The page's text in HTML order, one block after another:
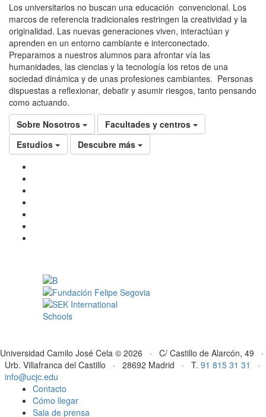
Los universitarios no buscan una educación convencional. Los
marcos de referencia tradicionales restringen la creatividad y la
originalidad. Las nuevas generaciones viven, interactúan y
aprenden en un entorno cambiante e interconectado.
Preparamos a nuestros alumnos para afrontar vía las
humanidades, las ciencias y la tecnología los retos de una
sociedad dinámica y de unas profesiones cambiantes. Personas
dispuestas a reflexionar, debatir y asumir riesgos, tanto pensando
como actuando.
Sobre Nosotros
Facultades y centros
Estudios
Descubre más
Universidad Camilo José Cela © 2026 · C/ Castillo de Alarcón, 49 ·
Urb. Villafranca del Castillo · 28692 Madrid · T. 91 815 31 31
·
info@ucjc.edu
Contacto
Cómo llegar
Sala de prensa